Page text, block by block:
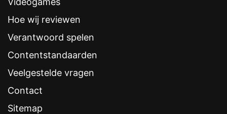
Hoe wij reviewen
Verantwoord spelen
Contentstandaarden
Veelgestelde vragen
Contact
Sitemap